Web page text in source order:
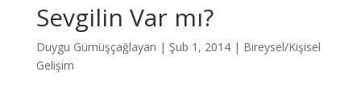
Sevgilin Var mı?
Duygu Gümüşçağlayan | Şub 1, 2014 | Bireysel/Kişisel
Gelişim